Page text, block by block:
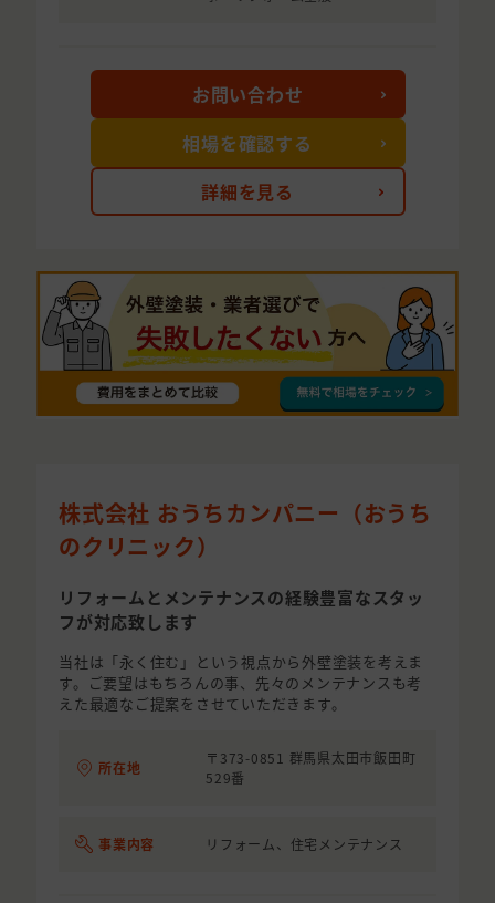
詳細を見る
お問い合わせ
相場を確認する
株式会社 おうちカンパニー（おうち
のクリニック）
リフォームとメンテナンスの経験豊富なスタッ
フが対応致します
当社は「永く住む」という視点から外壁塗装を考えま
す。ご要望はもちろんの事、先々のメンテナンスも考
えた最適なご提案をさせていただきます。
所在地
〒373-0851 群馬県太田市飯田町
529番
事業内容 リフォーム、住宅メンテナンス